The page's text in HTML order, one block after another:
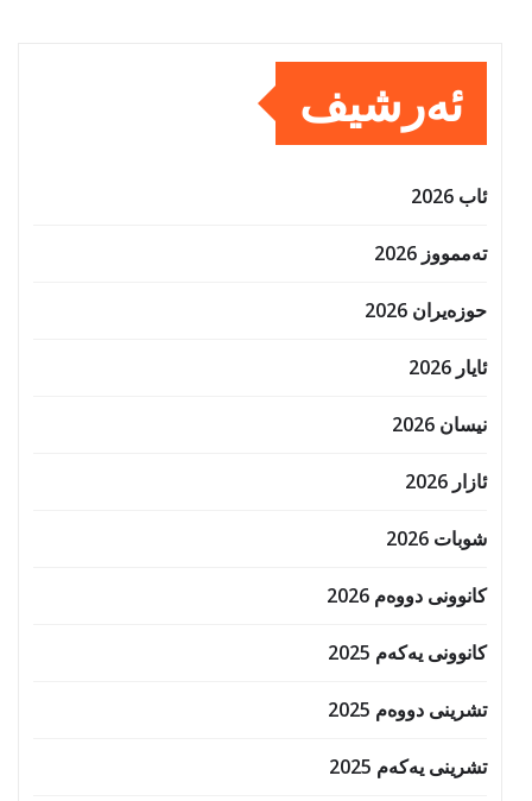
ئەرشیف
ئاب 2026
تەممووز 2026
حوزه‌یران 2026
ئایار 2026
نیسان 2026
ئازار 2026
شوبات 2026
کانوونی دووەم 2026
کانوونی یەکەم 2025
تشرینی دووەم 2025
تشرینی یەکەم 2025